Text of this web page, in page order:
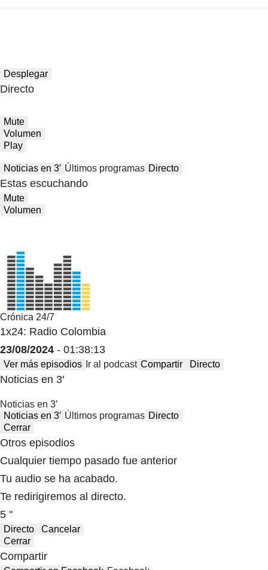
Desplegar
Directo
Mute
Volumen
Play
Noticias en 3′ Últimos programas Directo
Estas escuchando
Mute
Volumen
Crónica 24/7
1x24: Radio Colombia
23/08/2024 - 01:38:13
Ver más episodios Ir al podcast Compartir Directo
Noticias en 3′
Noticias en 3′
Noticias en 3′ Últimos programas Directo
Cerrar
Otros episodios
Cualquier tiempo pasado fue anterior
Tu audio se ha acabado.
Te redirigiremos al directo.
5 "
Directo
Cancelar
Cerrar
Compartir